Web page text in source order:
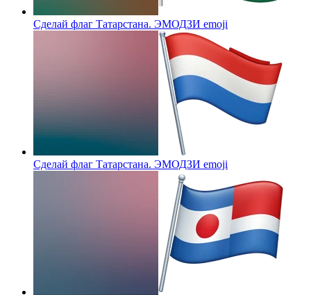
Сделай флаг Татарстана. ЭМОДЗИ emoji
Сделай флаг Татарстана. ЭМОДЗИ emoji